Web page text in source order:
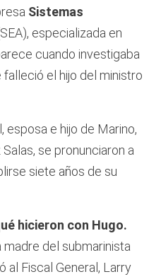
Sistemas
especializada en
cuando investigaba
el hijo del ministro
esposa e hijo de Marino,
se pronunciaron a
siete años de su
hicieron con Hugo.
madre del submarinista
al Fiscal General, Larry